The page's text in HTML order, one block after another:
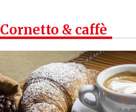
Cornetto & caffè